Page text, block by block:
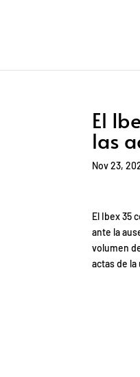
El
las
Nov 23,
El Ibex 35
ante la
volumen
actas de